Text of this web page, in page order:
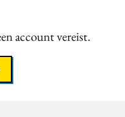
account vereist.